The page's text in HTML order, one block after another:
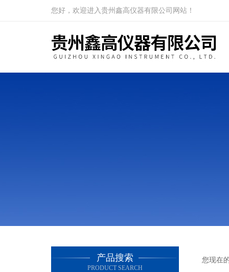
您好，欢迎进入贵州鑫高仪器有限公司网站！
产品搜索
PRODUCT SEARCH
您现在